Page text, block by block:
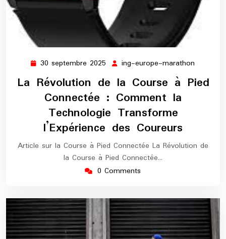
30 septembre 2025 30
septembre
2025
ing-europe-marathon
europe-
La Révolution de la Course à Pied
Connectée : Comment la
Technologie Transforme
l’Expérience des Coureurs
Article sur la Course à Pied Connectée La Révolution de
la Course à Pied Connectée…
0 Comments